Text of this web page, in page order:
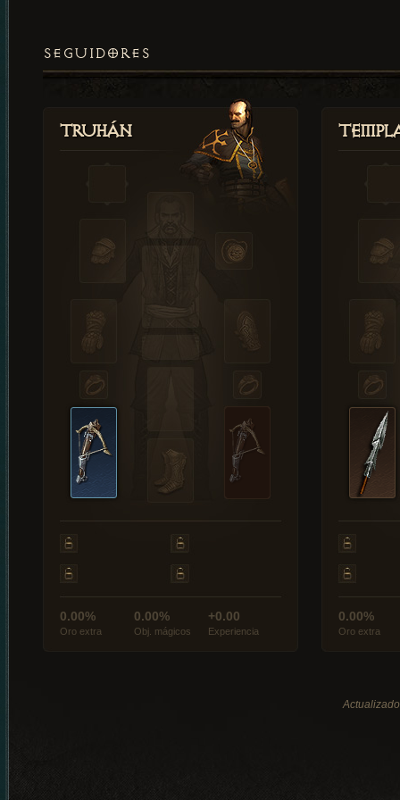
SEGUIDORES
Truhán
0.00%
Oro extra
0.00%
Obj. mágicos
+0.00
Experiencia
0.00%
Oro extra